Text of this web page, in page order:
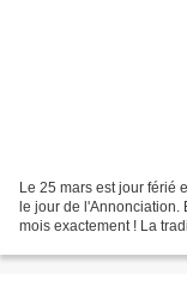
Le 25 mars est jour férié
le jour de l'Annonciation.
mois exactement ! La